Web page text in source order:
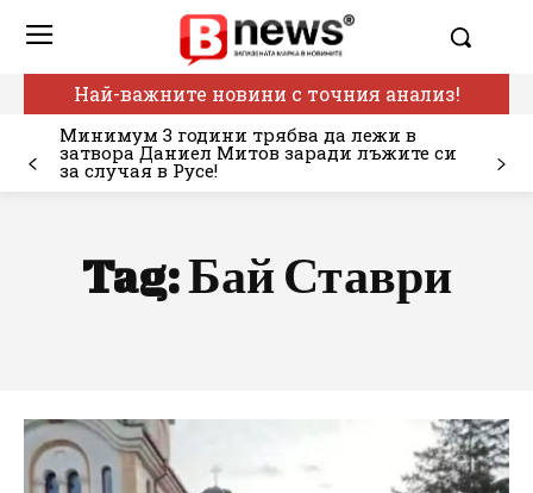
Най-важните новини с точния анализ!
Минимум 3 години трябва да лежи в
затвора Даниел Митов заради лъжите си
за случая в Русе!
Tag:Бай Ставри